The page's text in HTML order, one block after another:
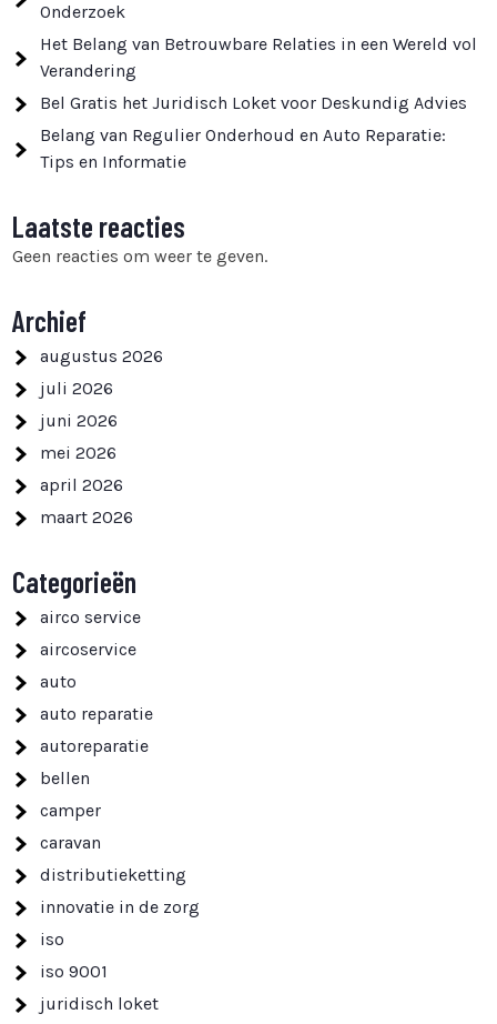
Onderzoek
Het Belang van Betrouwbare Relaties in een Wereld vol
Verandering
Bel Gratis het Juridisch Loket voor Deskundig Advies
Belang van Regulier Onderhoud en Auto Reparatie:
Tips en Informatie
Laatste reacties
Geen reacties om weer te geven.
Archief
augustus 2026
juli 2026
juni 2026
mei 2026
april 2026
maart 2026
Categorieën
airco service
aircoservice
auto
auto reparatie
autoreparatie
bellen
camper
caravan
distributieketting
innovatie in de zorg
iso
iso 9001
juridisch loket